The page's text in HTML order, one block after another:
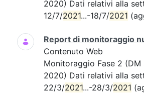
2020) Dati relativi alla
12/7/2021...-18/7/2021
Report di monitoraggio
Contenuto Web
Monitoraggio Fase 2
2020) Dati relativi alla
22/3/2021...-28/3/2021